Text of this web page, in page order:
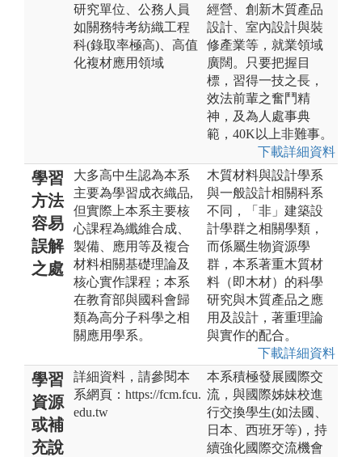
研究單位、公務人員
如關務特考紡織工程
科(錄取率極高)、高值
化複材應用領域
經營、創新木質產品
設計、室內設計與裝
修產業等，就業領域
廣闊。只要把握目
標，習得一技之長，
效法前輩之奮鬥精
神，及為人處事典
範，40K以上非難事。
下載詳細資料
學習
方法
容易
誤解
之處
大多高中生認為本系
主要為學習成衣織品,
但實際上本系主要核
心課程為纖維合成、
製備、應用等及複合
材料相關基礎理論及
核心實作課程；本系
在教育部與國科會歸
類為高分子科學之相
關應用學系。
木質材料與設計學系
與一般設計相關科系
不同，「非」建築設
計學群之相關學類，
而係屬生物資源學
群，本系著重木質材
料（即木材）的科學
研究與木質產品之應
用及設計，著重理論
與實作的配合。
下載詳細資料
學習
資源
或補
充說
詳細資料，請參閱本
系網頁：https://fcm.fcu.
edu.tw
本系積極發展國際交
流，與國際姊妹校進
行交換學生(如法國、
日本、西班牙等)，持
續強化國際交流機會